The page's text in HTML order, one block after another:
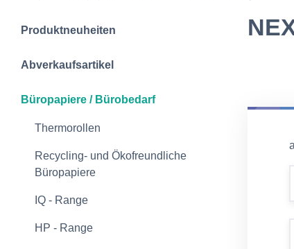
Produktneuheiten
Abverkaufsartikel
Büropapiere / Bürobedarf
Thermorollen
Recycling- und Ökofreundliche
Büropapiere
IQ - Range
HP - Range